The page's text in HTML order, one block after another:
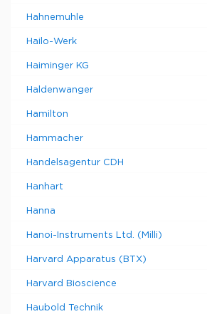
Hahnemuhle
Hailo-Werk
Haiminger KG
Haldenwanger
Hamilton
Hammacher
Handelsagentur CDH
Hanhart
Hanna
Hanoi-Instruments Ltd. (Milli)
Harvard Apparatus (BTX)
Harvard Bioscience
Haubold Technik